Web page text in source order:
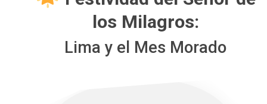
los Milagros:
Lima y el Mes Morado